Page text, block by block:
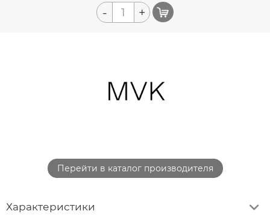
- +
Перейти в каталог производителя
Характеристики